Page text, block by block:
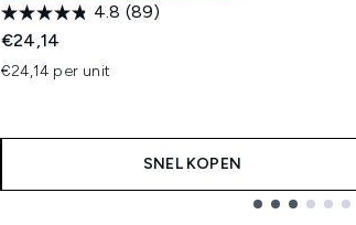
4.8 (89)
€24,14
€24,14 per unit
SNEL KOPEN